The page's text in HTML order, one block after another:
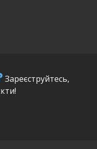
Зареєструйтесь,